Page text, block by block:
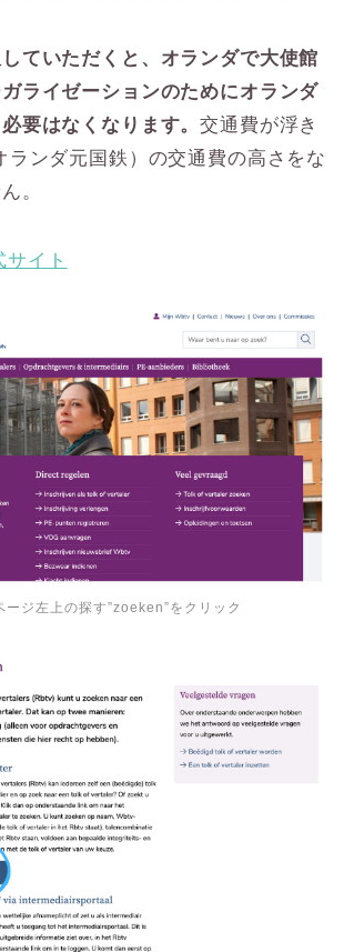
ていただくと、オランダで大使館
ライゼーションのためにオランダ
要はなくなります。交通費が浮き
ランダ元国鉄）の交通費の高さをな
。
イト
ージ左上の探す”zoeken”をクリック